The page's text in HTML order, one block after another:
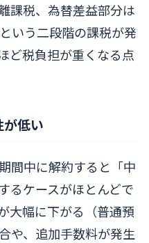
課税、為替差益部分は
いう二段階の課税が発
ど税負担が重くなる点
低い
間中に解約すると「中
るケースがほとんどで
大幅に下がる（普通預
や、追加手数料が発生